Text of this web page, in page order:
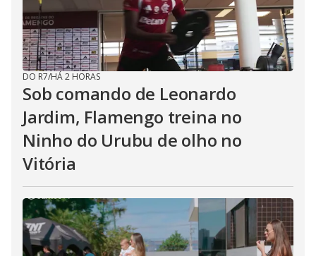
DO R7/HÁ 2 HORAS
Sob comando de Leonardo
Jardim, Flamengo treina no
Ninho do Urubu de olho no
Vitória